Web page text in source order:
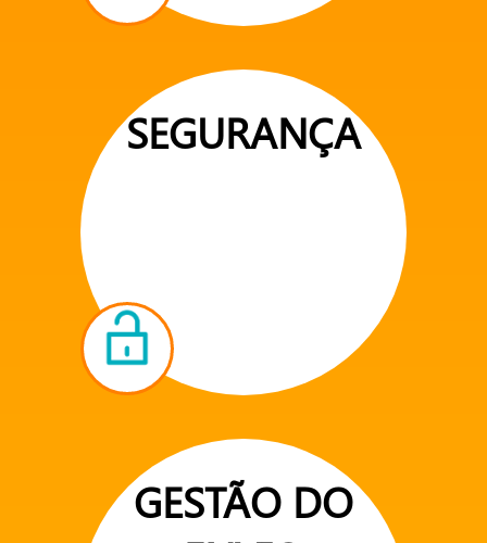
SEGURANÇA
GESTÃO DO